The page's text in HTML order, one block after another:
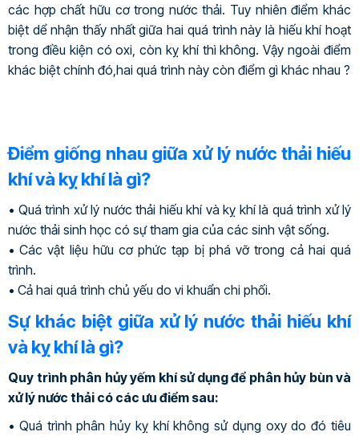
các hợp chất hữu cơ trong nước thải. Tuy nhiên điểm khác
biệt dể nhận thấy nhất giữa hai quá trình này là hiếu khí hoạt
trong điều kiện có oxi, còn kỵ khí thì không. Vậy ngoài điểm
khác biệt chính đó,hai quá trình này còn điểm gì khác nhau ?
Điểm giống nhau giữa xử lý nước thải hiếu
khí và kỵ khí là gì?
• Quá trình xử lý nước thải hiếu khí và kỵ khí là quá trình xử lý
nước thải sinh học có sự tham gia của các sinh vật sống.
• Các vật liệu hữu cơ phức tạp bị phá vỡ trong cả hai quá
trình.
• Cả hai quá trình chủ yếu do vi khuẩn chi phối.
Sự khác biệt giữa xử lý nước thải hiếu khí
và kỵ khí là gì?
Quy trình phân hủy yếm khí sử dụng để phân hủy bùn và
xử lý nước thải có các ưu điểm sau:
• Quá trình phân hủy kỵ khí không sử dụng oxy do đó tiêu